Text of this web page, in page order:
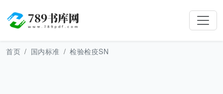
首页 国内标准 检验检疫SN